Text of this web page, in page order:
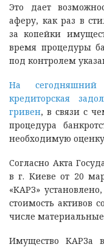
Это дает
аферу, как раз в
за копейки
время процедуры
под контролем
На
кредиторская
гривен, в связи с
процедура
необходимую
Согласно Акта
в г. Киеве от 20
«КАРЗ»
стоимость активов
числе
Имущество КАРЗа